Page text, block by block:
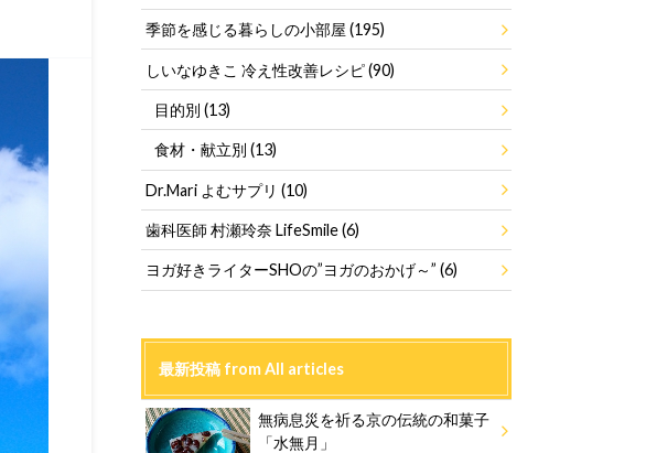
季節を感じる暮らしの小部屋(195)
しいなゆきこ 冷え性改善レシピ(90)
目的別 (13)
食材・献立別 (13)
Dr.Mari よむサプリ(10)
歯科医師 村瀬玲奈 LifeSmile(6)
ヨガ好きライターSHOの”ヨガのおかげ～”(6)
最新投稿 from All articles
無病息災を祈る京の伝統の和菓子
「水無月」